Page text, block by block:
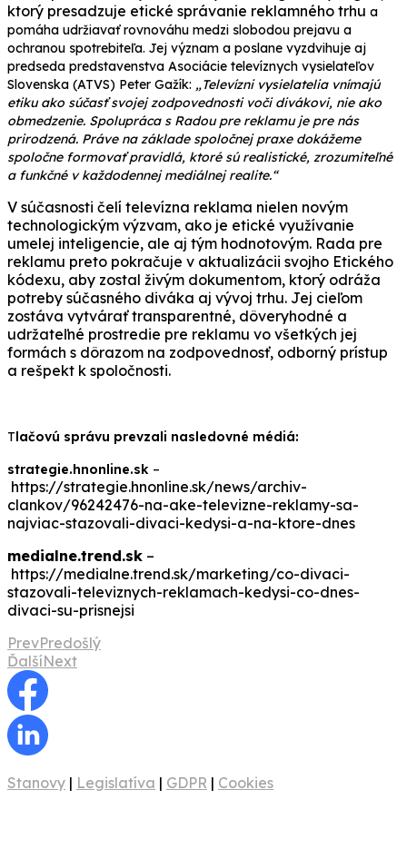
ktorý presadzuje etické správanie reklamného trhu a
pomáha udržiavať rovnováhu medzi slobodou prejavu a
ochranou spotrebiteľa. Jej význam a poslane vyzdvihuje aj
predseda predstavenstva Asociácie televíznych vysielateľov
Slovenska (ATVS) Peter Gažík: „Televízni vysielatelia vnímajú
etiku ako súčasť svojej zodpovednosti voči divákovi, nie ako
obmedzenie. Spolupráca s Radou pre reklamu je pre nás
prirodzená. Práve na základe spoločnej praxe dokážeme
spoločne formovať pravidlá, ktoré sú realistické, zrozumiteľné
a funkčné v každodennej mediálnej realite.“
V súčasnosti čelí televízna reklama nielen novým
technologickým výzvam, ako je etické využívanie
umelej inteligencie, ale aj tým hodnotovým. Rada pre
reklamu preto pokračuje v aktualizácii svojho Etického
kódexu, aby zostal živým dokumentom, ktorý odráža
potreby súčasného diváka aj vývoj trhu. Jej cieľom
zostáva vytvárať transparentné, dôveryhodné a
udržateľné prostredie pre reklamu vo všetkých jej
formách s dôrazom na zodpovednosť, odborný prístup
a rešpekt k spoločnosti.
Tlačovú správu prevzali nasledovné médiá:
strategie.hnonline.sk –
https://strategie.hnonline.sk/news/archiv-
clankov/96242476-na-ake-televizne-reklamy-sa-
najviac-stazovali-divaci-kedysi-a-na-ktore-dnes
medialne.trend.sk –
https://medialne.trend.sk/marketing/co-divaci-
stazovali-televiznych-reklamach-kedysi-co-dnes-
divaci-su-prisnejsi
PrevPredošlý
ĎalšíNext
Stanovy | Legislatíva | GDPR | Cookies